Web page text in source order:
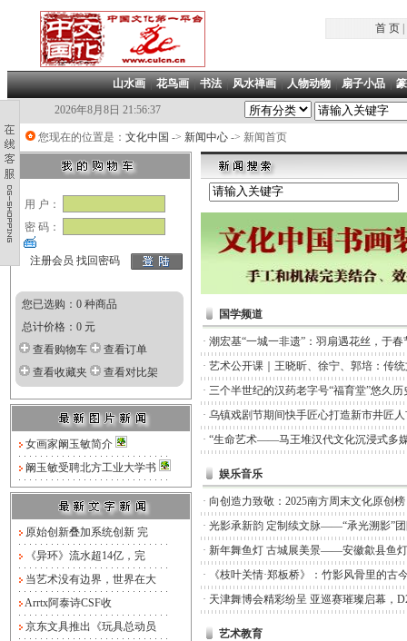
首 页|
山水画|花鸟画|书法|风水禅画|人物动物|扇子小品|
2026年8月8日 21:56:37
您现在的位置是： 文化中国 -> 新闻中心 -> 新闻首页
用 户：
密 码：
注册会员 找回密码
您已选购：0 种商品
总计价格：0 元
查看购物车
查看订单
查看收藏夹
查看对比架
女画家阚玉敏简介
阚玉敏受聘北方工业大学书
原始创新叠加系统创新 完
《异环》流水超14亿，完
当艺术没有边界，世界在大
Arrtx阿泰诗CSF收
京东文具推出《玩具总动员
国学频道
· 潮宏基“一城一非遗”：羽扇遇花丝，于
· 艺术公开课｜王晓昕、徐宁、郭培：传
· 三个半世纪的汉药老字号“福育堂”悠久历
· 乌镇戏剧节期间快手匠心打造新市井匠
· “生命艺术——马王堆汉代文化沉浸式多
娱乐音乐
· 向创造力致敬：2025南方周末文化原创
· 光影承新韵 定制续文脉——“承光溯影”
· 新年舞鱼灯 古城展美景——安徽歙县鱼
·
《枝叶关情·郑板桥》：竹影风骨里的古
· 天津舞博会精彩纷呈 亚巡赛璀璨启幕，
艺术教育